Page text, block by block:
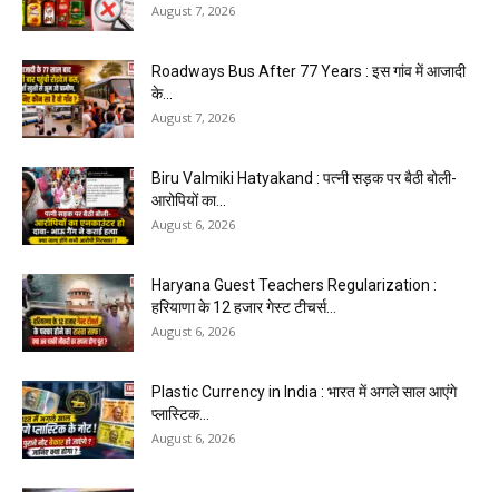
August 7, 2026
Roadways Bus After 77 Years : इस गांव में आजादी
के...
August 7, 2026
Biru Valmiki Hatyakand : पत्नी सड़क पर बैठी बोली-
आरोपियों का...
August 6, 2026
Haryana Guest Teachers Regularization :
हरियाणा के 12 हजार गेस्ट टीचर्स...
August 6, 2026
Plastic Currency in India : भारत में अगले साल आएंगे
प्लास्टिक...
August 6, 2026